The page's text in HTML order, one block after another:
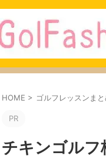
HOME > ゴルフレッスンまと
PR
チキンゴルフ